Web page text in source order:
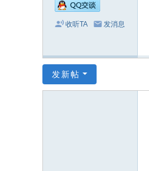
收听TA 发消息
发新帖